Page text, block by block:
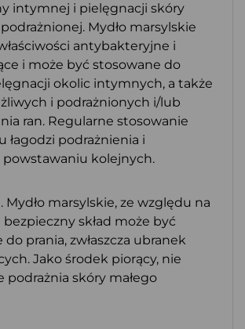
intymnej i pielęgnacji skóry
Mydło marsylskie
antybakteryjne i
i może być stosowane do
okolic intymnych, a także
i podrażnionych i/lub
ran. Regularne stosowanie
łagodzi podrażnienia i
powstawaniu kolejnych.
Mydło marsylskie, ze względu na
skład może być
prania, zwłaszcza ubranek
Jako środek piorący, nie
podrażnia skóry małego